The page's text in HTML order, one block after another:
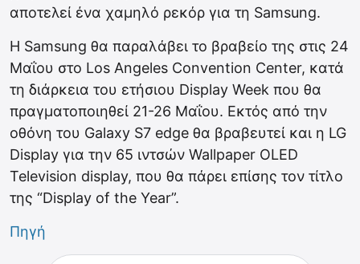
αποτελεί ένα χαμηλό ρεκόρ για τη Samsung.
Η Samsung θα παραλάβει το βραβείο της στις 24
Μαΐου στο Los Angeles Convention Center, κατά
τη διάρκεια του ετήσιου Display Week που θα
πραγματοποιηθεί 21-26 Μαΐου. Εκτός από την
οθόνη του Galaxy S7 edge θα βραβευτεί και η LG
Display για την 65 ιντσών Wallpaper OLED
Television display, που θα πάρει επίσης τον τίτλο
της “Display of the Year”.
Πηγή